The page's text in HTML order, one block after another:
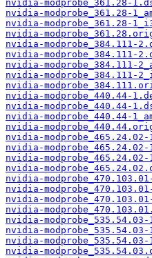
nvidia-modprobe_361.28-
nvidia-modprobe_361.28-
nvidia-modprobe_361.28-
nvidia-
nvidia-modprobe_384.111-
nvidia-modprobe_384.111-
nvidia-modprobe_384.111-
nvidia-modprobe_384.111-
nvidia-
nvidia-modprobe_440.44-
nvidia-modprobe_440.44-
nvidia-modprobe_440.44-
nvidia-
nvidia-
nvidia-
nvidia-modprobe_465.24.02-
nvidia-
nvidia-
nvidia-
nvidia-
nvidia-
nvidia-
nvidia-modprobe_535.54.03-
nvidia-modprobe_535.54.03-
nvidia-